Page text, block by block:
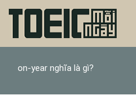
on-year nghĩa là gì?